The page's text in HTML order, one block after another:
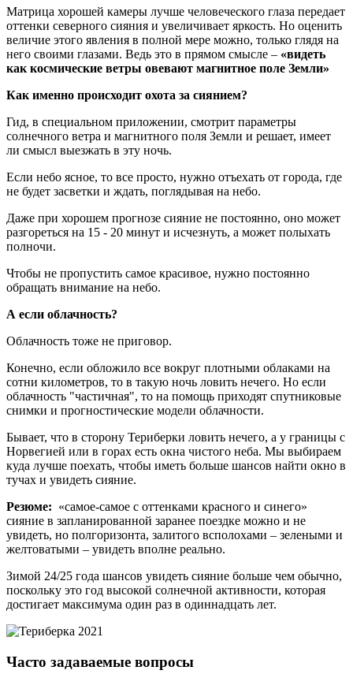
Матрица хорошей камеры лучше человеческого глаза передает
оттенки северного сияния и увеличивает яркость. Но оценить
величие этого явления в полной мере можно, только глядя на
него своими глазами. Ведь это в прямом смысле – «видеть
как космические ветры овевают магнитное поле Земли»
Как именно происходит охота за сиянием?
Гид, в специальном приложении, смотрит параметры
солнечного ветра и магнитного поля Земли и решает, имеет
ли смысл выезжать в эту ночь.
Если небо ясное, то все просто, нужно отъехать от города, где
не будет засветки и ждать, поглядывая на небо.
Даже при хорошем прогнозе сияние не постоянно, оно может
разгореться на 15 - 20 минут и исчезнуть, а может полыхать
полночи.
Чтобы не пропустить самое красивое, нужно постоянно
обращать внимание на небо.
А если облачность?
Облачность тоже не приговор.
Конечно, если обложило все вокруг плотными облаками на
сотни километров, то в такую ночь ловить нечего. Но если
облачность "частичная", то на помощь приходят спутниковые
снимки и прогностические модели облачности.
Бывает, что в сторону Териберки ловить нечего, а у границы с
Норвегией или в горах есть окна чистого неба. Мы выбираем
куда лучше поехать, чтобы иметь больше шансов найти окно в
тучах и увидеть сияние.
Резюме: «самое-самое с оттенками красного и синего»
сияние в запланированной заранее поездке можно и не
увидеть, но полгоризонта, залитого всполохами – зелеными и
желтоватыми – увидеть вполне реально.
Зимой 24/25 года шансов увидеть сияние больше чем обычно,
поскольку это год высокой солнечной активности, которая
достигает максимума один раз в одиннадцать лет.
Часто задаваемые вопросы